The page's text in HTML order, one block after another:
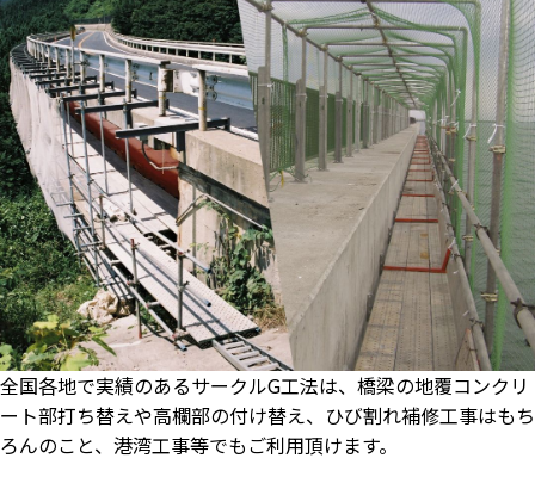
全国各地で実績のあるサークルG工法は、橋梁の地覆コンクリ
ート部打ち替えや高欄部の付け替え、ひび割れ補修工事はもち
ろんのこと、港湾工事等でもご利用頂けます。